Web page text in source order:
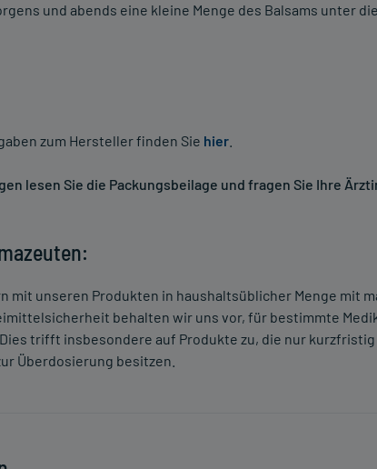
und abends eine kleine Menge des Balsams unter
zum Hersteller finden Sie hier
lesen Sie die Packungsbeilage und fragen Sie Ihre
mit unseren Produkten in haushaltsüblicher Menge mit
behalten wir uns vor, für bestimmte
trifft insbesondere auf Produkte zu, die nur
Überdosierung besitzen.